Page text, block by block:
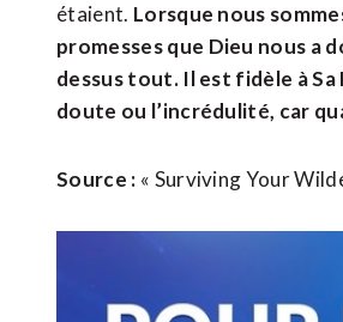
étaient. Lorsque nous
promesses que Dieu nous a
dessus tout. Il est fidèle à
doute ou l’incrédulité, car
Source : « Surviving Your